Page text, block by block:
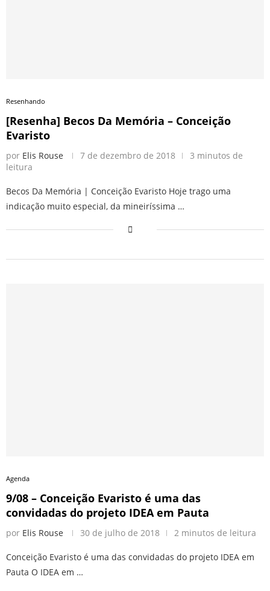
Resenhando
[Resenha] Becos Da Memória – Conceição
Evaristo
por Elis Rouse 7 de dezembro de 2018
3 minutos de
leitura
Becos Da Memória | Conceição Evaristo Hoje trago uma
indicação muito especial, da mineiríssima …
Agenda
9/08 – Conceição Evaristo é uma das
convidadas do projeto IDEA em Pauta
por Elis Rouse 30 de julho de 2018 2 minutos de leitura
Conceição Evaristo é uma das convidadas do projeto IDEA em
Pauta O IDEA em …